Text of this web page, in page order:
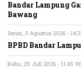
Bandar Lampung
Bawang
Senin, 3 Agustus 2026 -
BPBD Bandar
Rabu, 29 Juli 2026 - 11:45